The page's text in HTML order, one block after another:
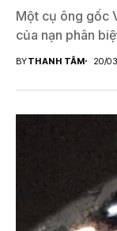
Một cụ ông gốc
của nạn phân
BYTHANH TÂM 20/